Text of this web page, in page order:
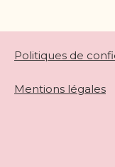
Politiques de
Mentions légales